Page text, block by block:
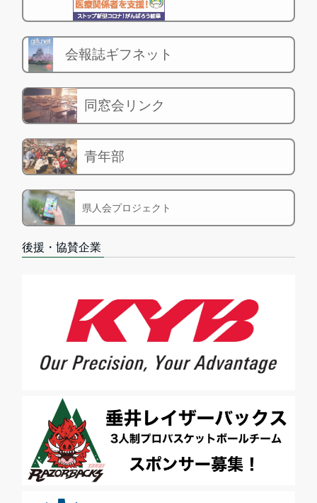
会報誌ギフネット
同窓会リンク
青年部
県人会プロジェクト
後援・協賛企業